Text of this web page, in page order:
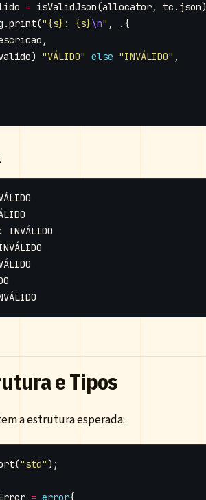
= isValidJson(allocator, tc . json
.print("{s}: {s}\n" ,
.{
,
) "VÁLIDO" else "INVÁLIDO" ,
e Tipos
a estrutura esperada:
("std");
= error{